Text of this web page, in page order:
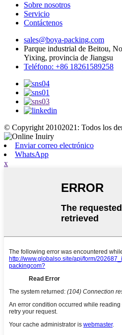
Sobre nosotros
Servicio
Contáctenos
sales@boya-packing.com
Parque industrial de Beitou,
Yixing, provincia de Jiangsu
Teléfono: +86 18261589258
© Copyright 20102021: Todos los
Enviar correo electrónico
WhatsApp
x